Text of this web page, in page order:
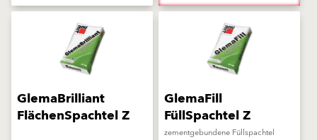
GlemaBrilliant
FlächenSpachtel Z
GlemaFill
FüllSpachtel Z
zementgebundene Füllspachtel